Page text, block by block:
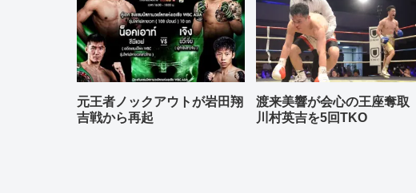
元王者ノックアウトが岩田翔
吉戦から再起
渡来美響が会心の王座奪取
川村英吉を5回TKO